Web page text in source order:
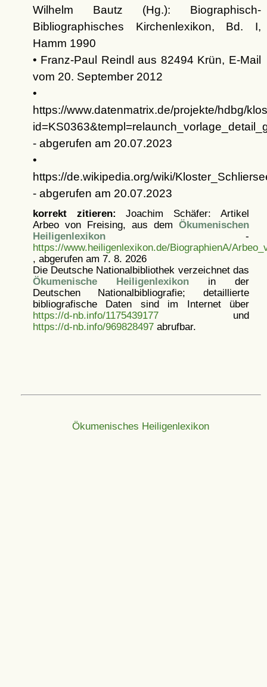
Wilhelm Bautz (Hg.): Biographisch-
Bibliographisches Kirchenlexikon, Bd. I,
Hamm 1990
• Franz-Paul Reindl aus 82494 Krün, E-Mail
vom 20. September 2012
•
https://www.datenmatrix.de/projekte/hdbg/
- abgerufen am 20.07.2023
•
https://de.wikipedia.org/wiki/
- abgerufen am 20.07.2023
korrekt zitieren: Joachim Schäfer: Artikel
Arbeo von Freising, aus dem Ökumenischen
Heiligenlexikon-
https://www.heiligenlexikon.de/BiographienA/
, abgerufen am 7. 8. 2026
Die Deutsche Nationalbibliothek verzeichnet das
Ökumenische Heiligenlexikonin der
Deutschen Nationalbibliografie; detaillierte
bibliografische Daten sind im Internet über
https://d-nb.info/1175439177und
https://d-nb.info/969828497abrufbar.
Ökumenisches Heiligenlexikon